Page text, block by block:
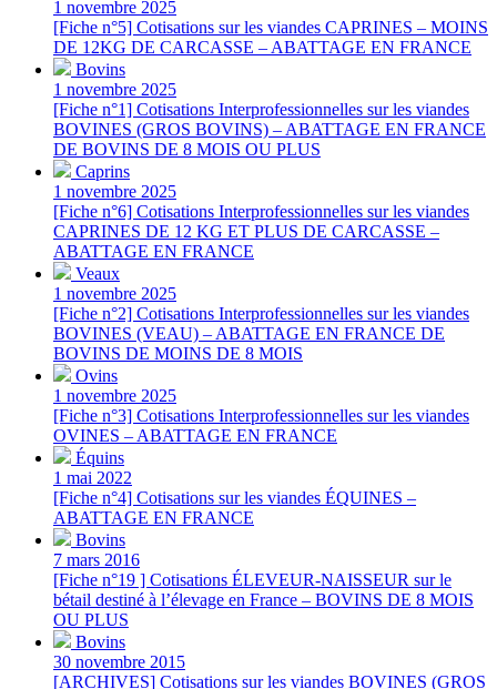
1 novembre 2025
[Fiche n°5] Cotisations sur les viandes CAPRINES – MOINS
DE 12KG DE CARCASSE – ABATTAGE EN FRANCE
Bovins
1 novembre 2025
[Fiche n°1] Cotisations Interprofessionnelles sur les viandes
BOVINES (GROS BOVINS) – ABATTAGE EN FRANCE
DE BOVINS DE 8 MOIS OU PLUS
Caprins
1 novembre 2025
[Fiche n°6] Cotisations Interprofessionnelles sur les viandes
CAPRINES DE 12 KG ET PLUS DE CARCASSE –
ABATTAGE EN FRANCE
Veaux
1 novembre 2025
[Fiche n°2] Cotisations Interprofessionnelles sur les viandes
BOVINES (VEAU) – ABATTAGE EN FRANCE DE
BOVINS DE MOINS DE 8 MOIS
Ovins
1 novembre 2025
[Fiche n°3] Cotisations Interprofessionnelles sur les viandes
OVINES – ABATTAGE EN FRANCE
Équins
1 mai 2022
[Fiche n°4] Cotisations sur les viandes ÉQUINES –
ABATTAGE EN FRANCE
Bovins
7 mars 2016
[Fiche n°19 ] Cotisations ÉLEVEUR-NAISSEUR sur le
bétail destiné à l’élevage en France – BOVINS DE 8 MOIS
OU PLUS
Bovins
30 novembre 2015
[ARCHIVES] Cotisations sur les viandes BOVINES (GROS